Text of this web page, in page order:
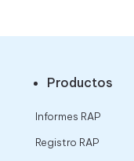
Productos
Informes RAP
Registro RAP